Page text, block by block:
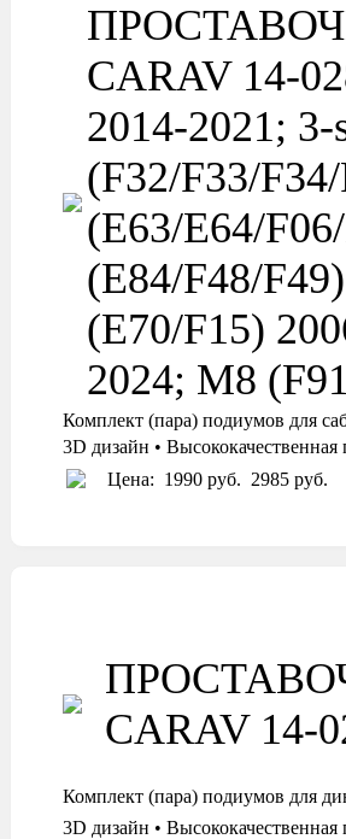
CARAV 14-
2014-2021;
(F32/F33/
(E63/E64/
(E84/F48/
(E70/F15)
2024; M8
Комплект (пара) подиумов для
3D дизайн •
Цена: 1990 руб. 2985 руб.
CARAV 14-
Комплект (пара) подиумов для
3D дизайн •